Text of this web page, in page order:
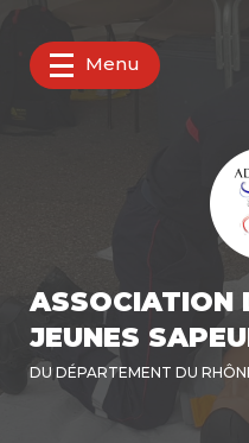
Menu
ASSOCIATION
JEUNES
DU DÉPARTEMENT DU